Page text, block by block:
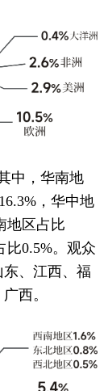
中，华南地
，华中地
地区占比
比0.5%。观众
、江西、福
西。